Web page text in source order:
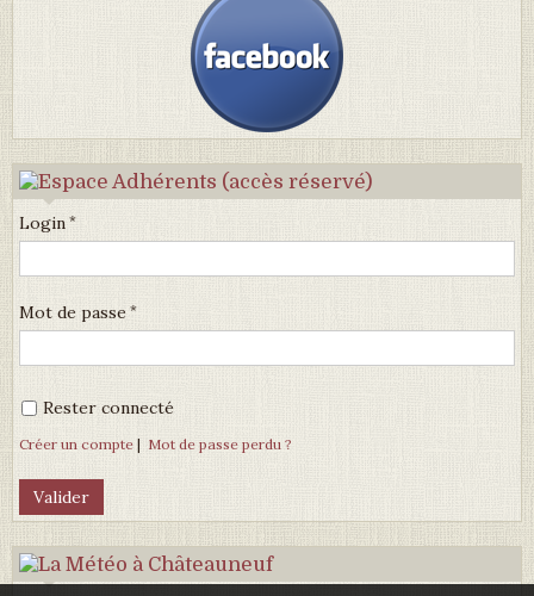
Login
Mot de passe
Rester connecté
Créer un compte | Mot de passe perdu ?